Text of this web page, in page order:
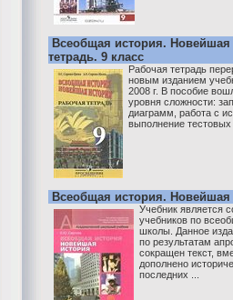
Всеобщая история.
тетрадь. 9 класс
Рабочая тетрадь
новым изданием
2008 г. В пособие
уровня сложности:
диаграмм, работа с
выполнение тестовых
Всеобщая история. Новейшая
Учебник является
учебников по
школы. Данное
по результатам
сокращен текст,
дополнено
последних ...